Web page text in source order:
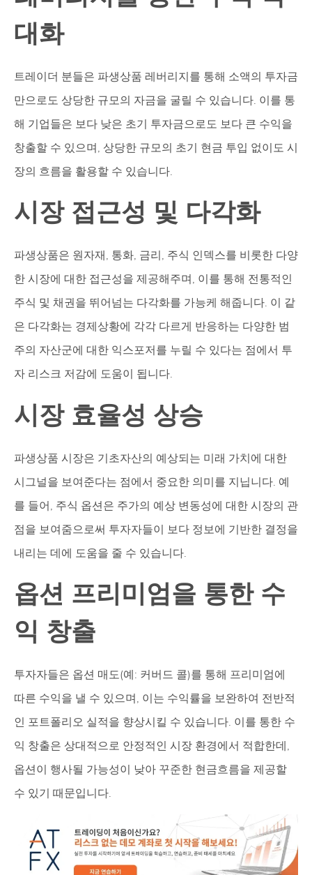
대화
트레이더 분들은 파생상품 레버리지를 통해 소액의 투자금
만으로도 상당한 규모의 자금을 굴릴 수 있습니다. 이를 통
해 기업들은 보다 낮은 초기 투자금으로도 보다 큰 수익을
창출할 수 있으며, 상당한 규모의 초기 현금 투입 없이도 시
장의 흐름을 활용할 수 있습니다.
시장 접근성 및 다각화
파생상품은 원자재, 통화, 금리, 주식 인덱스를 비롯한 다양
한 시장에 대한 접근성을 제공해주며, 이를 통해 전통적인
주식 및 채권을 뛰어넘는 다각화를 가능케 해줍니다. 이 같
은 다각화는 경제상황에 각각 다르게 반응하는 다양한 범
주의 자산군에 대한 익스포저를 누릴 수 있다는 점에서 투
자 리스크 저감에 도움이 됩니다.
시장 효율성 상승
파생상품 시장은 기초자산의 예상되는 미래 가치에 대한
시그널을 보여준다는 점에서 중요한 의미를 지닙니다. 예
를 들어, 주식 옵션은 주가의 예상 변동성에 대한 시장의 관
점을 보여줌으로써 투자자들이 보다 정보에 기반한 결정을
내리는 데에 도움을 줄 수 있습니다.
옵션 프리미엄을 통한 수
익 창출
투자자들은 옵션 매도(예: 커버드 콜)를 통해 프리미엄에
따른 수익을 낼 수 있으며, 이는 수익률을 보완하여 전반적
인 포트폴리오 실적을 향상시킬 수 있습니다. 이를 통한 수
익 창출은 상대적으로 안정적인 시장 환경에서 적합한데,
옵션이 행사될 가능성이 낮아 꾸준한 현금흐름을 제공할
수 있기 때문입니다.